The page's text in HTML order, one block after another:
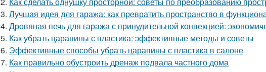
Лучшая идея для гаража: как превратить пространство в
Дровяная печь для гаража с принудительной конвекцией:
Как убрать царапины с пластика: эффективные методы и советы
Эффективные способы убрать царапины с пластика в салоне
Как правильно обустроить дренаж подвала частного дома